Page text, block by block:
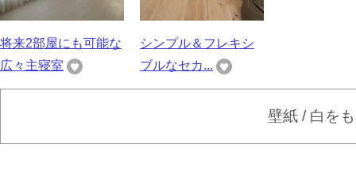
将来2部屋にも可能な
広々主寝室
シンプル＆フレキシ
ブルなセカ...
壁紙 / 白を